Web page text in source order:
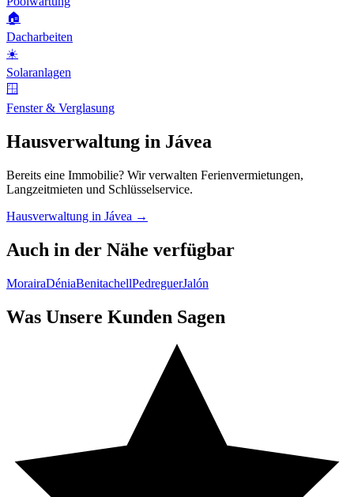
🏠
Dacharbeiten
☀️
Solaranlagen
🪟
Fenster & Verglasung
Hausverwaltung in Jávea
Bereits eine Immobilie? Wir verwalten Ferienvermietungen,
Langzeitmieten und Schlüsselservice.
Hausverwaltung in Jávea →
Auch in der Nähe verfügbar
MorairaDéniaBenitachellPedreguerJalón
Was Unsere Kunden Sagen